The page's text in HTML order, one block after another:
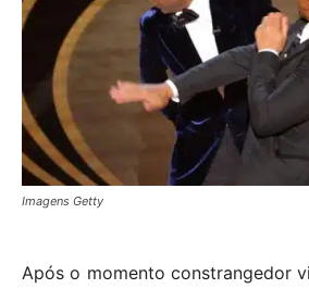
Imagens Getty
Após o momento constrangedor